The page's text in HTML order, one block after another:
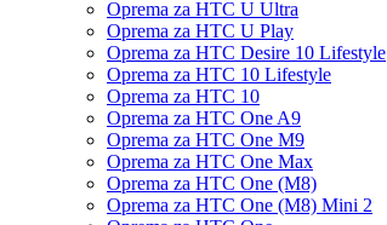
Oprema za HTC U Ultra
Oprema za HTC U Play
Oprema za HTC Desire 10 Lifestyle
Oprema za HTC 10 Lifestyle
Oprema za HTC 10
Oprema za HTC One A9
Oprema za HTC One M9
Oprema za HTC One Max
Oprema za HTC One (M8)
Oprema za HTC One (M8) Mini 2